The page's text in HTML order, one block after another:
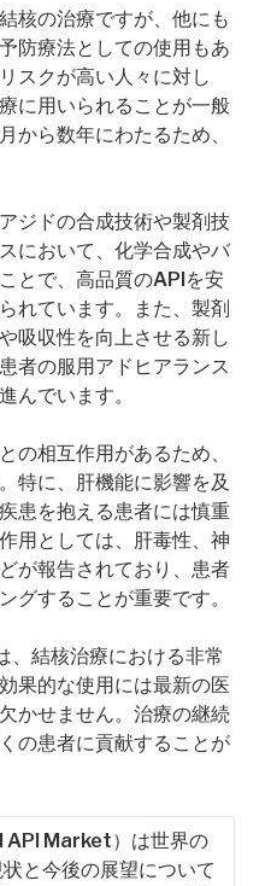
核の治療ですが、他にも
防療法としての使用もあ
スクが高い人々に対し
に用いられることが一般
から数年にわたるため、
ジドの合成技術や製剤技
において、化学合成やバ
とで、高品質のAPIを安
れています。また、製剤
吸収性を向上させる新し
者の服用アドヒアランス
んでいます。
の相互作用があるため、
特に、肝機能に影響を及
患を抱える患者には慎重
用としては、肝毒性、神
が報告されており、患者
グすることが重要です。
、結核治療における非常
果的な使用には最新の医
かせません。治療の継続
の患者に貢献することが
API Market）は世界の
と今後の展望について